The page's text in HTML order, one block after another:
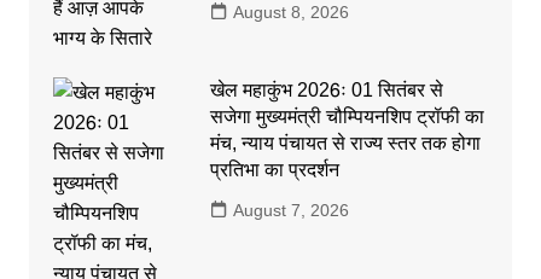
August 8, 2026
खेल महाकुंभ 2026ः 01 सितंबर से
सजेगा मुख्यमंत्री चौम्पियनशिप ट्रॉफी का
मंच, न्याय पंचायत से राज्य स्तर तक होगा
प्रतिभा का प्रदर्शन
August 7, 2026